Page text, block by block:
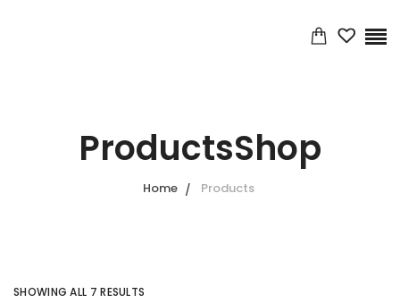
ProductsShop
Home Products
SHOWING ALL 7 RESULTS